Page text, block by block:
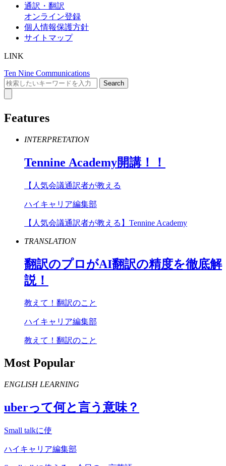
通訳・翻訳
オンライン登録
個人情報保護方針
サイトマップ
LINK
Ten Nine Communications
Features
INTERPRETATION
Tennine Academy開講！！
【人気会議通訳者が教える
ハイキャリア編集部
【人気会議通訳者が教える】Tennine Academy
TRANSLATION
翻訳のプロがAI翻訳の精度を徹底解
説！
教えて！翻訳のこと
ハイキャリア編集部
教えて！翻訳のこと
Most Popular
ENGLISH LEARNING
uberって何と言う意味？
Small talkに使
ハイキャリア編集部